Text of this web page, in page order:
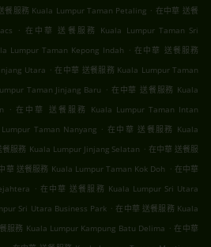
餐服務 Kuala Lumpur Taman Petaling . 在中華 送餐
. 在中華 送餐服務 Kuala Lumpur Taman Sri
Lumpur Taman Kepong Indah . 在中華 送餐服務
Utara . 在中華 送餐服務 Kuala Lumpur Taman
Taman Jinjang Baru . 在中華 送餐服務 Kuala
. 在中華 送餐服務 Kuala Lumpur Taman Intan
Taman Nanyang . 在中華 送餐服務 Kuala
餐服務 Kuala Lumpur Jinjang Selatan . 在中華 送餐服
華 送餐服務 Kuala Lumpur Taman Kok Doh . 在中華
. 在中華 送餐服務 Kuala Lumpur Sri Utara
Sri Utara Business Park . 在中華 送餐服務 Kuala
服務 Kuala Lumpur Kampung Batu Delima . 在中華